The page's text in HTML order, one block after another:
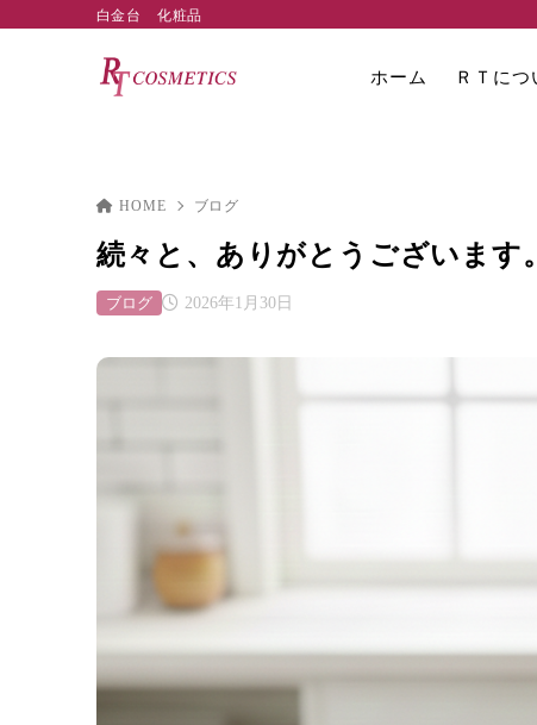
白金台 化粧品
ホーム ＲＴにつ
HOME ブログ
続々と、ありがとうございます。
2026年1月30日
ブログ